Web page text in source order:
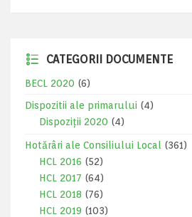
CATEGORII DOCUMENTE
BECL 2020 (6)
Dispozitii ale primarului (4)
Dispoziții 2020 (4)
Hotărâri ale Consiliului Local
(361)
HCL 2016 (52)
HCL 2017 (64)
HCL 2018 (76)
HCL 2019 (103)